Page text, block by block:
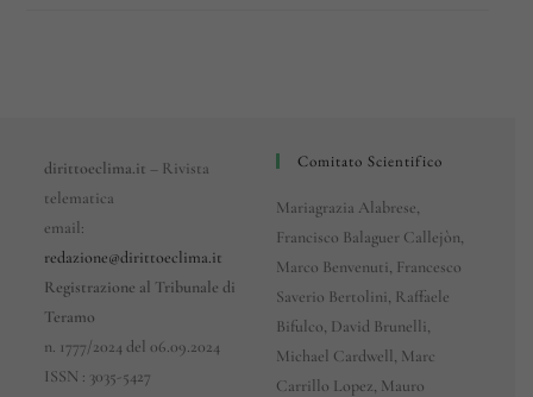
dirittoeclima.it – Rivista
telematica
email:
redazione@dirittoeclima.it
Registrazione al Tribunale di
Teramo
n. 1777/2024 del 06.09.2024
ISSN : 3035-5427
Comitato Scientifico
Mariagrazia Alabrese,
Francisco Balaguer Callejòn,
Marco Benvenuti, Francesco
Saverio Bertolini, Raffaele
Bifulco, David Brunelli,
Michael Cardwell, Marc
Carrillo Lopez, Mauro